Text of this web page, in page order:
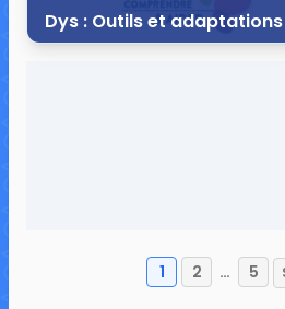
Dys : Outils et
1 2 … 5